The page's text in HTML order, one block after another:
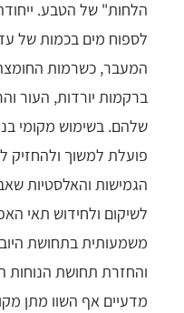
הלחות" של הטבע.
המעבר, כשרמות
ברקמות יורדות, העור
שלהם. בשימוש מקומי
פועלת למשוך
הגמישות והאלסטיות
לשיקום ולחידוש תאי
משמעותית בתחושת
והחזרת תחושת
מדעיים אף השוו מתן